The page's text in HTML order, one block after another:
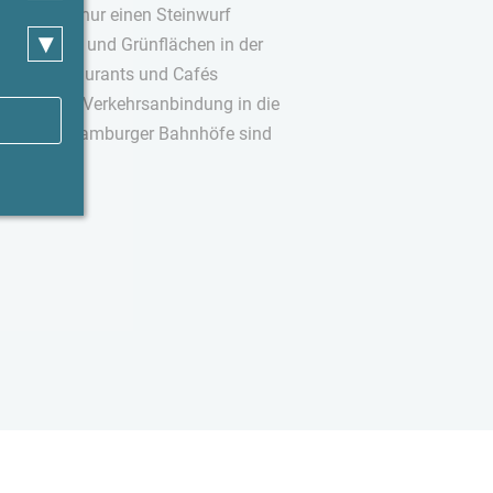
sind nur einen Steinwurf
und Grünflächen in der
Restaurants und Cafés
Gute Verkehrsanbindung in die
und die Hamburger Bahnhöfe sind
▾